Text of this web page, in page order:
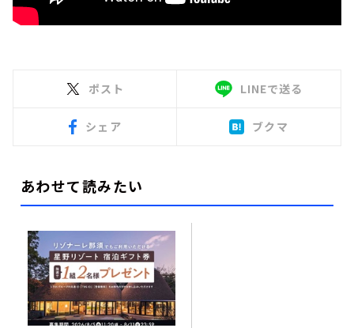
ポスト LINEで送る
シェア ブクマ
あわせて読みたい